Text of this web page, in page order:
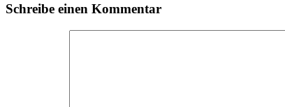
Schreibe einen Kommentar